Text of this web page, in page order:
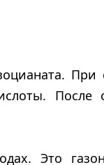
При
После
Это